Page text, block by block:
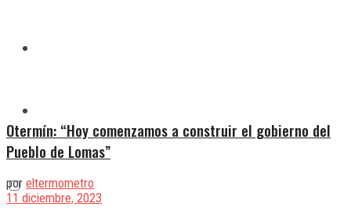
Otermín: “Hoy comenzamos a construir el gobierno del
Pueblo de Lomas”
por eltermometro
11 diciembre, 2023